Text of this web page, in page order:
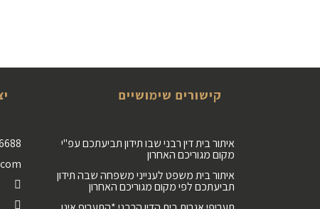
קישורים שימושיים
איתור בית דין רבני שבו תידון תביעתכם עפ"י
מקום מגוריכם האחרון
איתור בית משפט לענייני משפחה שבה תידון
תביעתכם לפי מקום מגוריכם האחרון